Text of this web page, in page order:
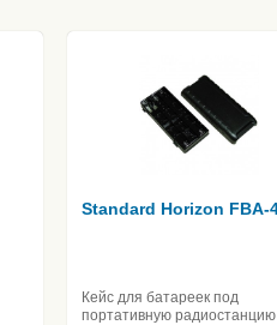
Standard Horizon FBA-
Кейс для батареек под
портативную радиостанцию